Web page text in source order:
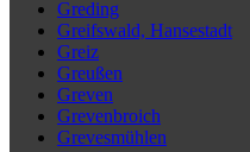
Greding
Greifswald, Hansestadt
Greiz
Greußen
Greven
Grevenbroich
Grevesmühlen